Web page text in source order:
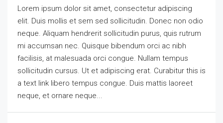
Lorem ipsum dolor sit amet, consectetur adipiscing
elit. Duis mollis et sem sed sollicitudin. Donec non odio
neque. Aliquam hendrerit sollicitudin purus, quis rutrum
mi accumsan nec. Quisque bibendum orci ac nibh
facilisis, at malesuada orci congue. Nullam tempus
sollicitudin cursus. Ut et adipiscing erat. Curabitur this is
a text link libero tempus congue. Duis mattis laoreet
neque, et ornare neque...